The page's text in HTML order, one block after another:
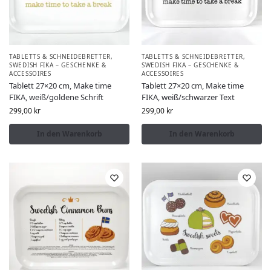
TABLETTS & SCHNEIDEBRETTER,
SWEDISH FIKA – GESCHENKE &
ACCESSOIRES
Tablett 27×20 cm, Make time
FIKA, weiß/goldene Schrift
299,00 kr
In den Warenkorb
TABLETTS & SCHNEIDEBRETTER,
SWEDISH FIKA – GESCHENKE &
ACCESSOIRES
Tablett 27×20 cm, Make time
FIKA, weiß/schwarzer Text
299,00 kr
In den Warenkorb